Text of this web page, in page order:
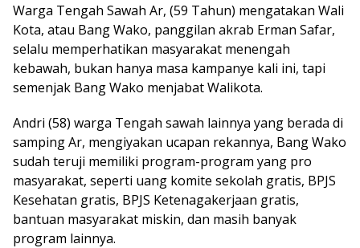
Warga Tengah Sawah Ar, (59 Tahun) mengatakan Wali
Kota, atau Bang Wako, panggilan akrab Erman Safar,
selalu memperhatikan masyarakat menengah
kebawah, bukan hanya masa kampanye kali ini, tapi
semenjak Bang Wako menjabat Walikota.
Andri (58) warga Tengah sawah lainnya yang berada di
samping Ar, mengiyakan ucapan rekannya, Bang Wako
sudah teruji memiliki program-program yang pro
masyarakat, seperti uang komite sekolah gratis, BPJS
Kesehatan gratis, BPJS Ketenagakerjaan gratis,
bantuan masyarakat miskin, dan masih banyak
program lainnya.